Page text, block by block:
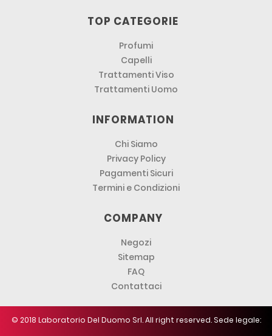
TOP CATEGORIE
Profumi
Capelli
Trattamenti Viso
Trattamenti Uomo
INFORMATION
Chi Siamo
Privacy Policy
Pagamenti Sicuri
Termini e Condizioni
COMPANY
Negozi
Sitemap
FAQ
Contattaci
© 2018 Laboratorio Del Duomo Srl. All right reserved. Sede legale: